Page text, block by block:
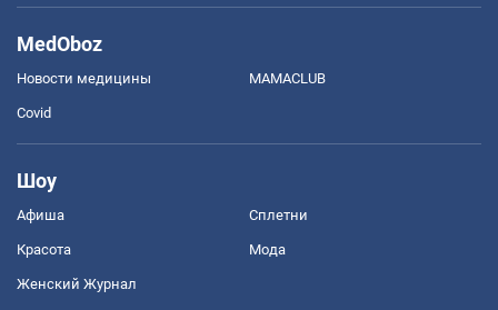
MedOboz
Новости медицины MAMACLUB
Covid
Шоу
Афиша Сплетни
Красота Мода
Женский Журнал